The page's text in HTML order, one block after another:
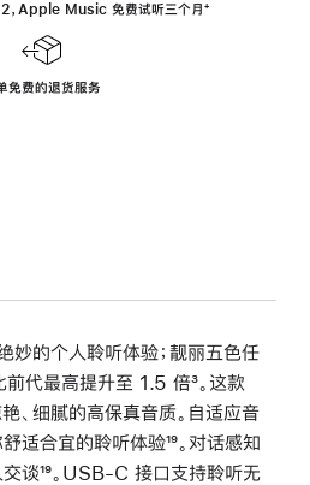
Apple Music 免费试听三个月 ‍脚
‍⁺
免费的退货服务
妙的个人聆听体验；靓丽五色任
前代最高提升至 1.5 倍脚
注
³。这款
细腻的高保真音质。自适应音
适合宜的聆听体验脚
注
¹⁹。对话感知
谈脚
¹⁹。USB-C 接口支持聆听无